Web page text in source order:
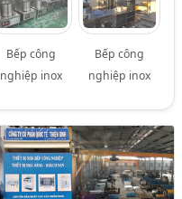
Bếp công
nghiệp inox
Bếp công
nghiệp inox